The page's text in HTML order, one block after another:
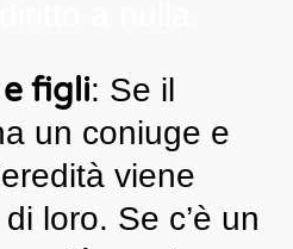
figli: Se il
un coniuge e
viene
loro. Se c’è un